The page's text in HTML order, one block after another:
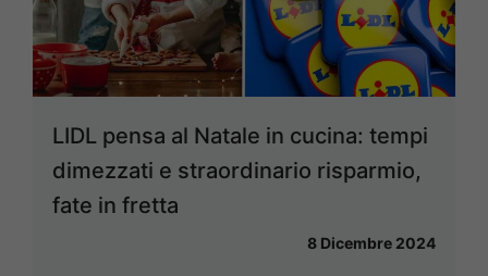
LIDL pensa al Natale in cucina: tempi
dimezzati e straordinario risparmio,
fate in fretta
8 Dicembre 2024